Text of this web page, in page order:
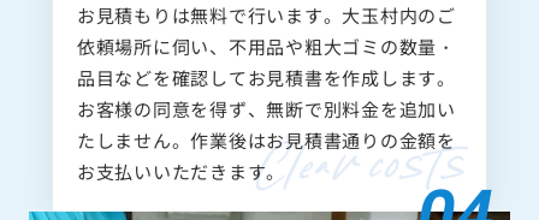
お見積もりは無料で行います。大玉村内のご
依頼場所に伺い、不用品や粗大ゴミの数量・
品目などを確認してお見積書を作成します。
お客様の同意を得ず、無断で別料金を追加い
たしません。作業後はお見積書通りの金額を
お支払いいただきます。